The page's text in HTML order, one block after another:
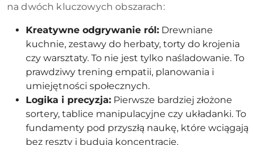
na dwóch kluczowych obszarach:
Kreatywne odgrywanie ról: Drewniane
kuchnie, zestawy do herbaty, torty do krojenia
czy warsztaty. To nie jest tylko naśladowanie. To
prawdziwy trening empatii, planowania i
umiejętności społecznych.
Logika i precyzja: Pierwsze bardziej złożone
sortery, tablice manipulacyjne czy układanki. To
fundamenty pod przyszłą naukę, które wciągają
bez reszty i budują koncentrację.